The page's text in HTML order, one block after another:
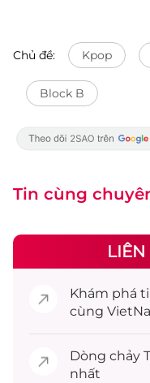
Chủ đề: Kpop
Block B
Tin cùng
LIÊN
Khám phá
cùng
Dòng chảy
nhất